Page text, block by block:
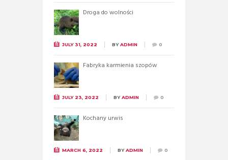
Droga do wolności
JULY 31, 2022 BYADMIN 0
Fabryka karmienia szopów
JULY 23, 2022 BYADMIN 0
Kochany urwis
MARCH 6, 2022 BYADMIN 0